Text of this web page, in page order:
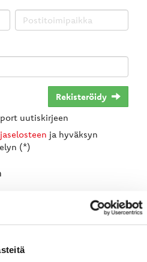
Rekisteröidy
uutiskirjeen
ja hyväksyn
(*)